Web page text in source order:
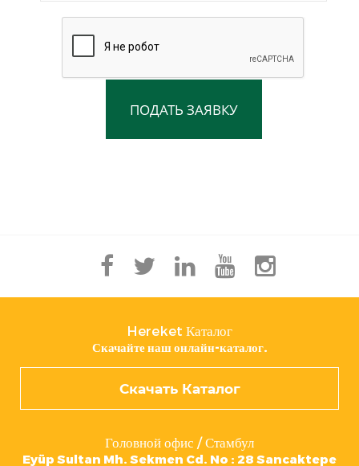
ПОДАТЬ ЗАЯВКУ
Hereket Каталог
Скачайте наш онлайн-каталог.
Скачать Каталог
Головной офис / Стамбул
Eyüp Sultan Mh. Sekmen Cd. No : 28 Sancaktepe